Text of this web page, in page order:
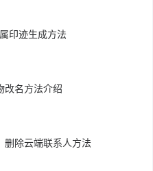
印迹生成方法
改名方法介绍
删除云端联系人方法